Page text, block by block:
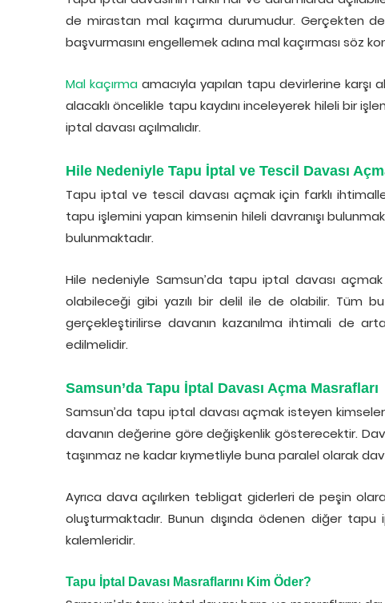
de mirastan mal kaçırma durumudur. Gerçekten
başvurmasını engellemek adına mal kaçırması söz
Mal kaçırma amacıyla yapılan tapu devirlerine karşı
alacaklı öncelikle tapu kaydını inceleyerek hileli bir
iptal davası açılmalıdır.
Hile Nedeniyle Tapu İptal ve Tescil Davası
Tapu iptal ve tescil davası açmak için farklı
tapu işlemini yapan kimsenin hileli davranışı
bulunmaktadır.
Hile nedeniyle Samsun’da tapu iptal davası
olabileceği gibi yazılı bir delil ile de olabilir. Tüm
gerçekleştirilirse davanın kazanılma ihtimali de
edilmelidir.
Samsun’da Tapu İptal Davası Açma Masrafları
Samsun’da tapu iptal davası açmak isteyen
davanın değerine göre değişkenlik gösterecektir.
taşınmaz ne kadar kıymetliyle buna paralel olarak
Ayrıca dava açılırken tebligat giderleri de peşin
oluşturmaktadır. Bunun dışında ödenen diğer
kalemleridir.
Tapu İptal Davası Masraflarını Kim Öder?